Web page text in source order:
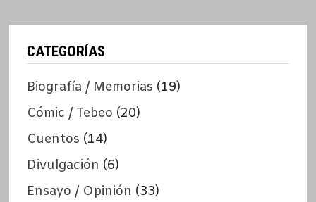
CATEGORÍAS
Biografía / Memorias (19)
Cómic / Tebeo (20)
Cuentos (14)
Divulgación (6)
Ensayo / Opinión (33)